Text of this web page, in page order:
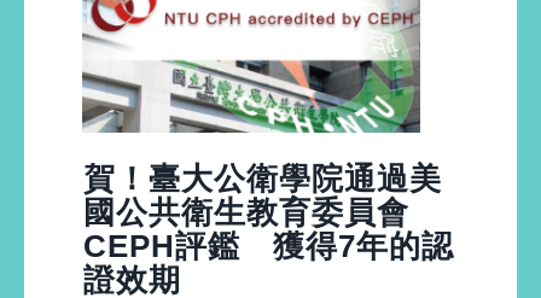
賀！臺大公衛學院通過美
國公共衛生教育委員會
CEPH評鑑 獲得7年的認
證效期